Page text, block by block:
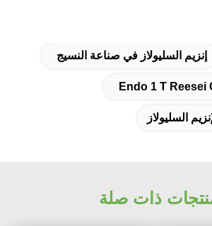
إنزيم السليولاز في صناعة النسيج
السليولاز
ذات صلة